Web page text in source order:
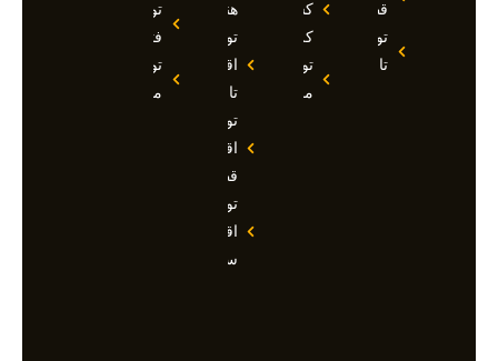
قطر
تور
تاجیکستان
کشتی
کروز
تور
مالدیو
هند
تور
اقساطی
تاجیکستان
تور
اقساطی
قطر
تور
اقساطی
سوچی
تور
فتحیه
تور
مالزی